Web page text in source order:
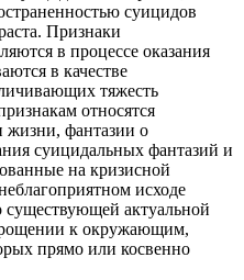
суицидов
Признаки
в процессе оказания
в качестве
тяжесть
относятся
жизни, фантазии о
суицидальных фантазий и
на кризисной
исходе
существующей актуальной
к окружающим,
прямо или косвенно